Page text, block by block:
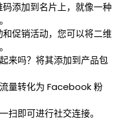
添加到名片上，就像一种
促销活动，您可以将二维
来吗？将其添加到产品包
量转化为 Facebook 粉
扫即可进行社交连接。